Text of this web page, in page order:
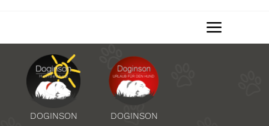
Toggle
Home
Über Uns
DOGINSON
DOGINSON